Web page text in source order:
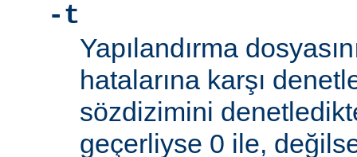
-t
Yapılandırma
hatalarına karşı
sözdizimini
geçerliyse 0 ile,